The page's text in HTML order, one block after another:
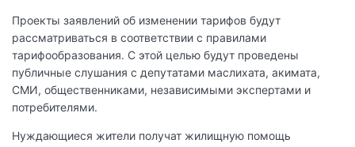
Проекты заявлений об изменении тарифов будут
рассматриваться в соответствии с правилами
тарифообразования. С этой целью будут проведены
публичные слушания с депутатами маслихата, акимата,
СМИ, общественниками, независимыми экспертами и
потребителями.
Нуждающиеся жители получат жилищную помощь